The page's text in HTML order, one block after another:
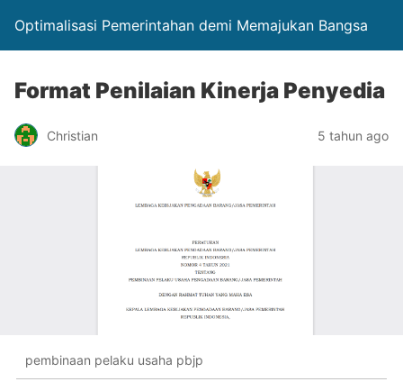
Optimalisasi Pemerintahan demi Memajukan Bangsa
Format Penilaian Kinerja Penyedia
Christian 5 tahun ago
pembinaan pelaku usaha pbjp